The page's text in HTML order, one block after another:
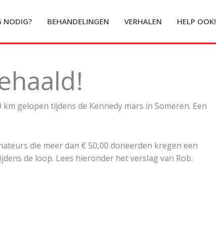
NODIG? BEHANDELINGEN VERHALEN HELP OOK!
gelopen tijdens de Kennedy mars in Someren. Een
die meer dan € 50,00 doneerden kregen een
de loop. Lees hieronder het verslag van Rob.